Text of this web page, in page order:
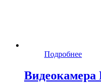
Подробнее